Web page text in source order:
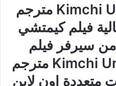
فيلم Kimchi Untuk Awak مترجم
فيلم كيمتشي
سيرفر فيلم
Kimchi Untuk Awak 2017 مترجم
متعددة اون لاين